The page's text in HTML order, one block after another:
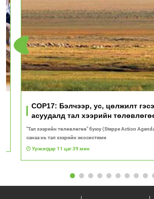
COP17: Бэлчээр, ус, цөлжилт
асуудалд тал хээрийн
байна
"Тал хээрийн төлөвлөгөө" буюу (Steppe Action
санаа нь тал хээрийн экосистеми
Уржигдар 11 цаг 39 мин